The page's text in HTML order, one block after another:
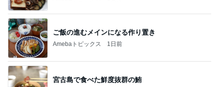
ご飯の進むメインになる作り置き
Amebaトピックス 1日前
宮古島で食べた鮮度抜群の鮪